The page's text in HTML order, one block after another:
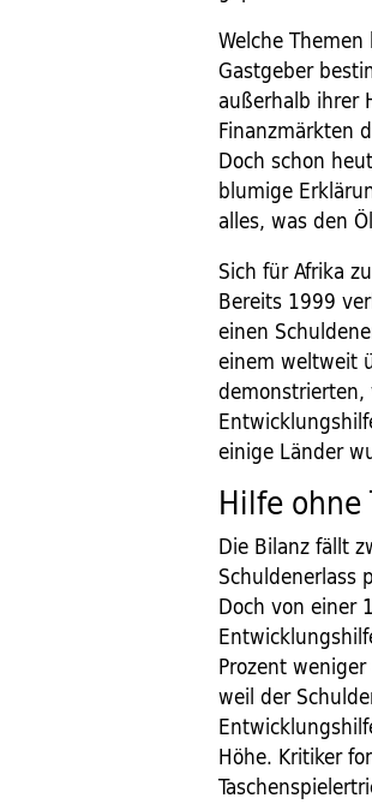
Welche
Gastgeber
außerhalb ihrer
Finanzmärkten
Doch schon
blumige
alles, was den
Sich für Afrika
Bereits 1999
einen
einem weltweit
demonstrierten,
einige Länder
Hilfe
Die Bilanz fällt
Schuldenerlass
Doch von einer
Prozent
weil der
Höhe. Kritiker